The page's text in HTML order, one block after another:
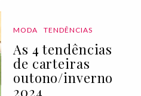
MODA TENDÊNCIAS
As 4 tendências
de carteiras
outono/inverno
2024